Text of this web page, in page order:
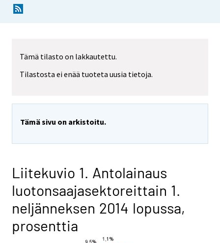
Tämä tilasto on lakkautettu.
Tilastosta ei enää tuoteta uusia tietoja.
Tämä sivu on arkistoitu.
Liitekuvio 1. Antolainaus
luotonsaajasektoreittain 1.
neljänneksen 2014 lopussa,
prosenttia